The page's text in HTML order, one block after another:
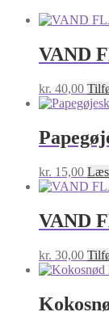
VAND
kr. 40,00
kr. 15,00 Læs
VAND
kr. 30,00